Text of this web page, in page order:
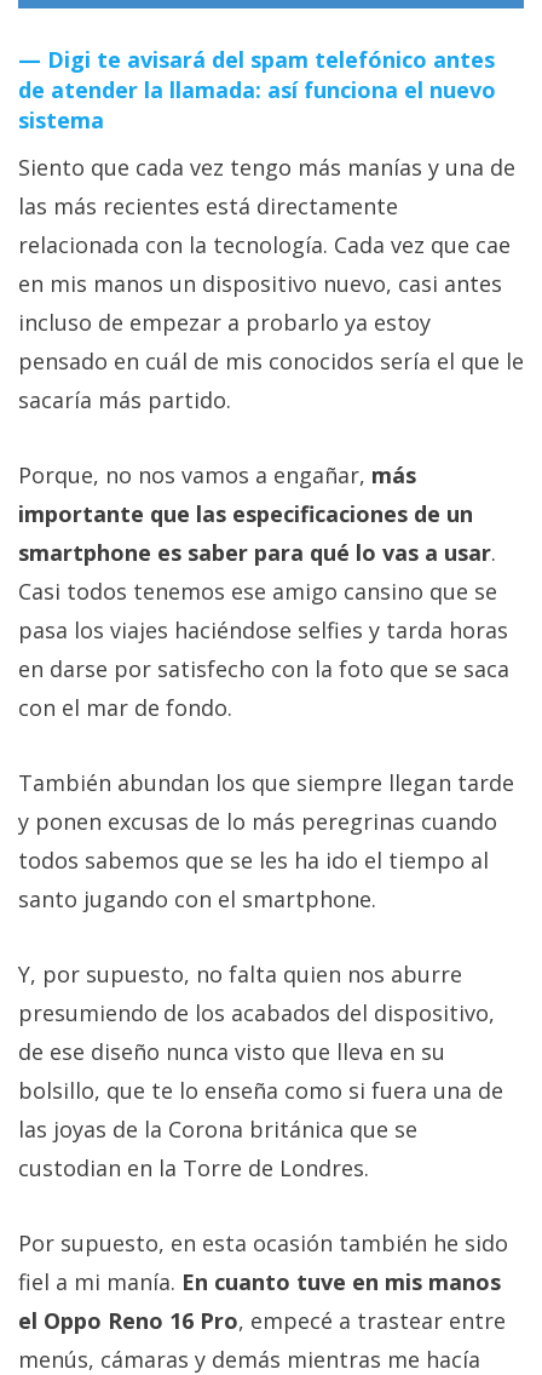
Digi te avisará del spam telefónico antes
de atender la llamada: así funciona el nuevo
sistema
Siento que cada vez tengo más manías y una de
las más recientes está directamente
relacionada con la tecnología. Cada vez que cae
en mis manos un dispositivo nuevo, casi antes
incluso de empezar a probarlo ya estoy
pensado en cuál de mis conocidos sería el que le
sacaría más partido.
Porque, no nos vamos a engañar, más
importante que las especificaciones de un
smartphone es saber para qué lo vas a usar.
Casi todos tenemos ese amigo cansino que se
pasa los viajes haciéndose selfies y tarda horas
en darse por satisfecho con la foto que se saca
con el mar de fondo.
También abundan los que siempre llegan tarde
y ponen excusas de lo más peregrinas cuando
todos sabemos que se les ha ido el tiempo al
santo jugando con el smartphone.
Y, por supuesto, no falta quien nos aburre
presumiendo de los acabados del dispositivo,
de ese diseño nunca visto que lleva en su
bolsillo, que te lo enseña como si fuera una de
las joyas de la Corona británica que se
custodian en la Torre de Londres.
Por supuesto, en esta ocasión también he sido
fiel a mi manía. En cuanto tuve en mis manos
el Oppo Reno 16 Pro, empecé a trastear entre
menús, cámaras y demás mientras me hacía